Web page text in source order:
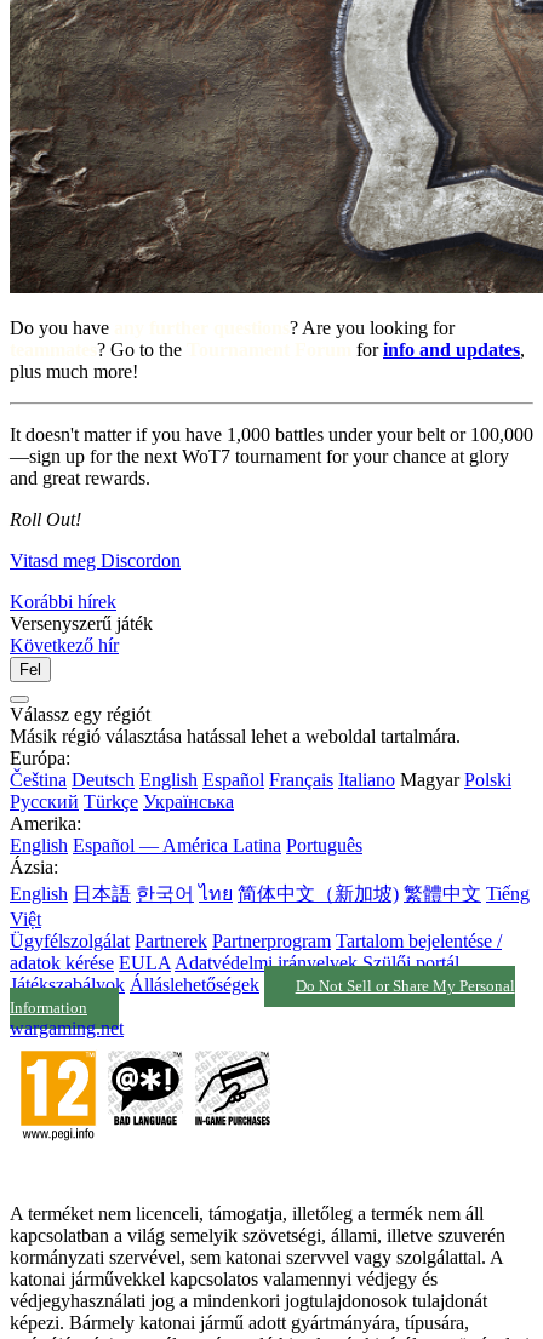
Do you have
? Are you looking for
? Go to the forinfo and updates,
plus much more!
It doesn't matter if you have 1,000 battles under your belt or 100,000
—sign up for the next WoT7 tournament for your chance at glory
and great rewards.
Roll Out!
Vitasd meg Discordon
Korábbi hírek
Versenyszerű játék
Következő hír
Fel
Válassz egy régiót
Másik régió választása hatással lehet a weboldal tartalmára.
Európa:
Čeština Deutsch English Español Français Italiano Magyar Polski
Русский Türkçe Українська
Amerika:
English Español — América Latina Português
Ázsia:
English 日本語 한국어 ไทย 简体中文（新加坡) 繁體中文 Tiếng
Việt
Ügyfélszolgálat Partnerek Partnerprogram Tartalom bejelentése /
adatok kérése EULA Adatvédelmi irányelvek Szülői portál
Játékszabályok Álláslehetőségek
Do Not Sell or Share My Personal
Information
wargaming.net
A terméket nem licenceli, támogatja, illetőleg a termék nem áll
kapcsolatban a világ semelyik szövetségi, állami, illetve szuverén
kormányzati szervével, sem katonai szervvel vagy szolgálattal. A
katonai járművekkel kapcsolatos valamennyi védjegy és
védjegyhasználati jog a mindenkori jogtulajdonosok tulajdonát
képezi. Bármely katonai jármű adott gyártmányára, típusára,